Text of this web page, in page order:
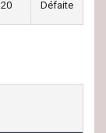
20 Défaite